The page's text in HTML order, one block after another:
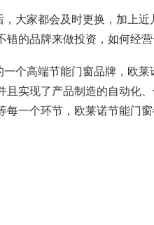
大家都会及时更换，加上
错的品牌来做投资，如何经
个高端节能门窗品牌，欧
且实现了产品制造的自动化
一个环节，欧莱诺节能门